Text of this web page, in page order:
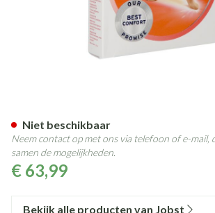
€ 63,99
Niet beschikbaar
Neem contact op met ons via telefoon of e-mail,
samen de mogelijkheden.
Bekijk alle producten van Jobst